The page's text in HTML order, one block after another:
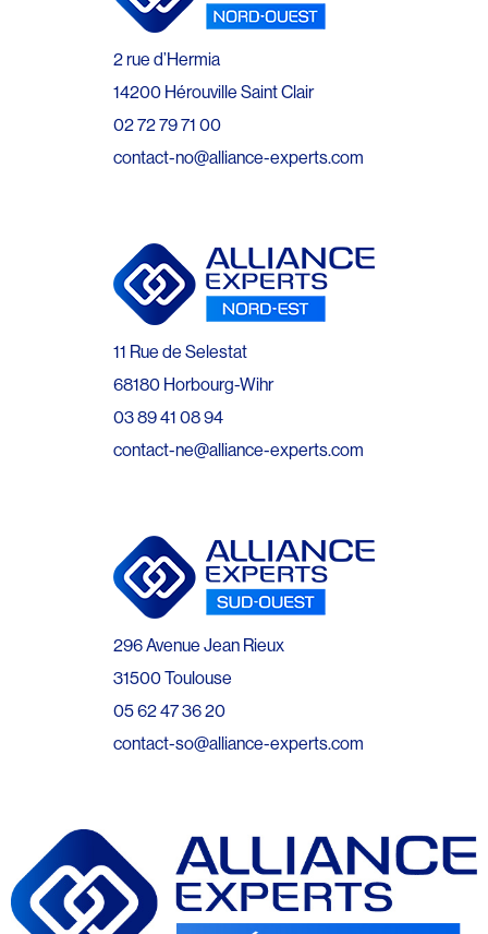
2 rue d’Hermia
14200 Hérouville Saint Clair
02 72 79 71 00
contact-no@alliance-experts.com
11 Rue de Selestat
68180 Horbourg-Wihr
03 89 41 08 94
contact-ne@alliance-experts.com
296 Avenue Jean Rieux
31500 Toulouse
05 62 47 36 20
contact-so@alliance-experts.com